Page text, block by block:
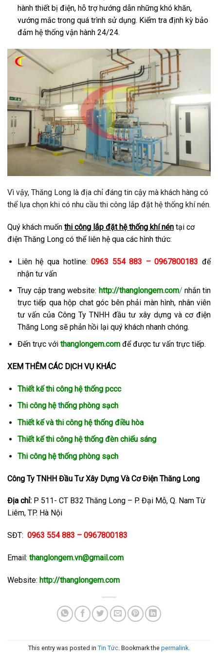
hành thiết bị điện, hỗ trợ hướng dẫn những khó khăn,
vướng mắc trong quá trình sử dụng. Kiểm tra định kỳ bảo
đảm hệ thống vận hành 24/24.
Vì vậy, Thăng Long là địa chỉ đáng tin cậy mà khách hàng có
thể lựa chọn khi có nhu cầu thi công lắp đặt hệ thống khí nén.
Quý khách muốn thi công lắp đặt hệ thống khí nén tại cơ
điện Thăng Long có thể liên hệ qua các hình thức:
Liên hệ qua hotline: 0963 554 883 – 0967800183 để
nhận tư vấn
Truy cập trang website: http://thanglongem.com/ nhắn tin
trực tiếp qua hộp chat góc bên phải màn hình, nhân viên
tư vấn của Công Ty TNHH đầu tư xây dựng và cơ điện
Thăng Long sẽ phản hồi lại quý khách nhanh chóng.
Đến trực với thanglongem.comđể được tư vấn trực tiếp.
XEM THÊM CÁC DỊCH VỤ KHÁC
Thiết kế thi công hệ thống pccc
Thi công hệthống phòng sạch
Thiết kế và thi công hệ thống điều hòa
Thiết kế thi công hệ thống đèn chiếu sáng
Thi công hệ thống phòng sạch
Công Ty TNHH Đầu Tư Xây Dựng Và Cơ Điện Thăng Long
Địa chỉ: P 511- CT B32 Thăng Long – P. Đại Mỗ, Q. Nam Từ
Liêm, TP. Hà Nội
SĐT: 0963 554 883 – 0967800183
Email: thanglongem.vn@gmail.com
Website: http://thanglongem.com
This entry was posted in Tin Tức. Bookmark the permalink.